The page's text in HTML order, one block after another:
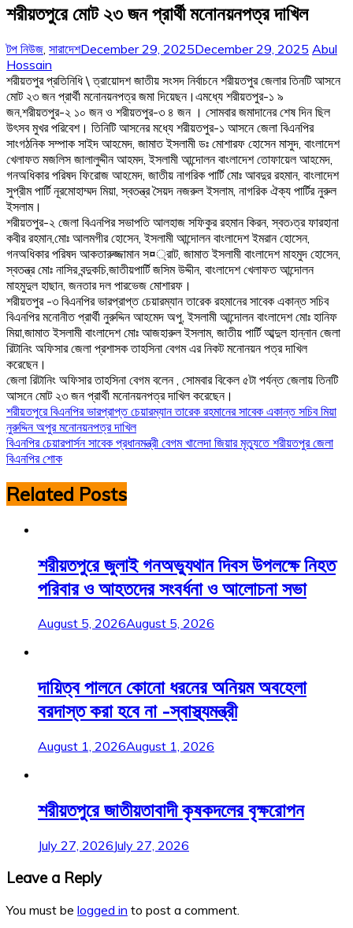
শরীয়তপুরে মোট ২৩ জন প্রার্থী মনোনয়নপত্র দাখিল
টপ নিউজ সারাদেশDecember 29, 2025December 29, 2025 Abul
Hossain
শরীয়তপুর প্রতিনিধি \ ত্রায়োদশ জাতীয় সংসদ নির্বাচনে শরীয়তপুর জেলার তিনটি আসনে
মোট ২৩ জন প্রার্থী মনোনয়নপত্র জমা দিয়েছন।এমধ্যে শরীয়তপুর-১ ৯
জন,শরীয়তপুর-২ ১০ জন ও শরীয়তপুর-৩ ৪ জন । সোমবার জমাদানের শেষ দিন ছিল
উৎসব মুখর পরিবেশ। তিনিটি আসনের মধ্যে শরীয়তপুর-১ আসনে জেলা বিএনপির
সাংগঠনিক সম্পাক সাইদ আহমেদ, জামাত ইসলামী ডঃ মোশারফ হোসেন মাসুদ, বাংলাদেশ
খেলাফত মজলিস জালালুদ্দীন আহমদ, ইসলামী আন্দোলন বাংলাদেশ তোফায়েল আহমেদ,
গনঅধিকার পরিষদ ফিরোজ আহমেদ, জাতীয় নাগরিক পার্টি মোঃ আবদুর রহমান, বাংলাদেশ
সুপ্রীম পার্টি নূরমোহাম্মদ মিয়া, স্বতন্ত্র সৈয়দ নজরুল ইসলাম, নাগরিক ঐক্য পার্টির নুরুল
ইসলাম।
শরীয়তপুর-২ জেলা বিএনপির সভাপতি আলহাজ সফিকুর রহমান কিরন, স্বত›ত্র ফারহানা
কবীর রহমান,মোঃ আলমগীর হোসেন, ইসলামী আন্দোলন বাংলাদেশ ইমরান হোসেন,
গনঅধিকার পরিষদ আকতারুজ্জামান স¤্রাট, জামাত ইসলামী বাংলাদেশ মাহমুদ হোসেন,
স্বতন্ত্র মোঃ নাসির বন্দুকচি,জাতীয়পার্টি জসিম উদ্দীন, বাংলাদেশ খেলাফত আন্দোলন
মাহমুদুল হাছান, জনতার দল পারভেজ মোশারফ।
শরীয়তপুর -৩ বিএনপির ভারপ্রাপ্ত চেয়ারম্যান তারেক রহমানের সাবেক একান্ত সচিব
বিএনপির মনোনীত প্রার্থী নুরুদ্দিন আহমেদ অপু, ইসলামী আন্দোলন বাংলাদেশ মোঃ হানিফ
মিয়া,জামাত ইসলামী বাংলাদেশ মোঃ আজহারুল ইসলাম, জাতীয় পার্টি আব্দুল হান্নান জেলা
রিটানিং অফিসার জেলা প্রশাসক তাহসিনা বেগম এর নিকট মনোনয়ন পত্র দাখিল
করেছেন।
জেলা রিটানিং অফিসার তাহসিনা বেগম বলেন , সোমবার বিকেল ৫টা পর্যন্ত জেলায় তিনটি
আসনে মোট ২৩ জন প্রার্থী মনোনয়নপত্র দাখিল করেছেন।
Post
navigation
শরীয়তপুরে বিএনপির ভারপ্রাপ্ত চেয়ারম্যান তারেক রহমানের সাবেক একান্ত সচিব মিয়া
নুরুদ্দিন অপুর মনোনয়নপত্র দাখিল
বিএনপির চেয়ারপার্সন সাবেক প্রধানমন্ত্রী বেগম খালেদা জিয়ার মৃত্যুতে শরীয়তপুর জেলা
বিএনপির শোক
Related Posts
শরীয়তপুরে জুলাই গনঅভ্যুথান দিবস উপলক্ষে নিহত
পরিবার ও আহতদের সংবর্ধনা ও আলোচনা সভা
August 5, 2026August 5, 2026
দায়িত্ব পালনে কোনো ধরনের অনিয়ম অবহেলা
বরদাস্ত করা হবে না -স্বাস্থ্যমন্ত্রী
August 1, 2026August 1, 2026
শরীয়তপুরে জাতীয়তাবাদী কৃষকদলের বৃক্ষরোপন
July 27, 2026July 27, 2026
Leave a Reply
You must be logged in to post a comment.